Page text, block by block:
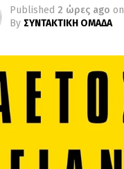
Published 2 ώρες ago on
By ΣΥΝΤΑΚΤΙΚΗ ΟΜΑΔΑ